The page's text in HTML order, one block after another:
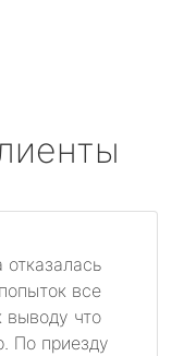
все
что
По приезду